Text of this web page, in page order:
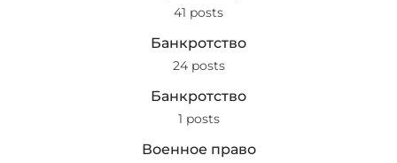
41 posts
Банкротство
24 posts
Банкротство
1 posts
Военное право